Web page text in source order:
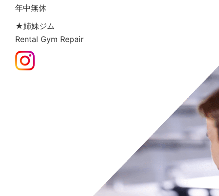
年中無休
★姉妹ジム
Rental Gym Repair